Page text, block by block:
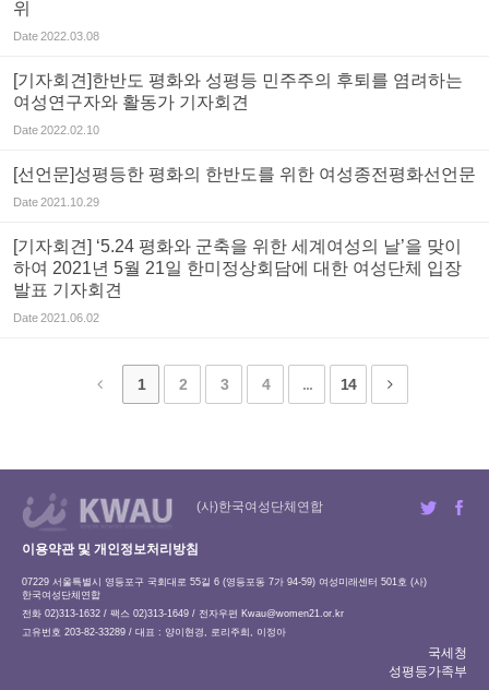
위
Date2022.03.08
[기자회견]한반도 평화와 성평등 민주주의 후퇴를 염려하는
여성연구자와 활동가 기자회견
Date2022.02.10
[선언문]성평등한 평화의 한반도를 위한 여성종전평화선언문
Date2021.10.29
[기자회견] ‘5.24 평화와 군축을 위한 세계여성의 날’을 맞이
하여 2021년 5월 21일 한미정상회담에 대한 여성단체 입장
발표 기자회견
Date2021.06.02
1 2 3 4 ... 14
(사)한국여성단체연합
이용약관 및 개인정보처리방침
07229 서울특별시 영등포구 국회대로 55길 6 (영등포동 7가 94-59) 여성미래센터 501호 (사)
한국여성단체연합
전화 02)313-1632 / 팩스 02)313-1649 / 전자우편 Kwau@women21.or.kr
고유번호 203-82-33289 / 대표 : 양이현경, 로리주희, 이정아
국세청
성평등가족부